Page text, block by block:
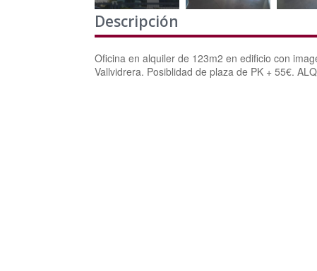
Descripción
Oficina en alquiler de 123m2 en edificio con
Vallvidrera. Posiblidad de plaza de PK + 55€.